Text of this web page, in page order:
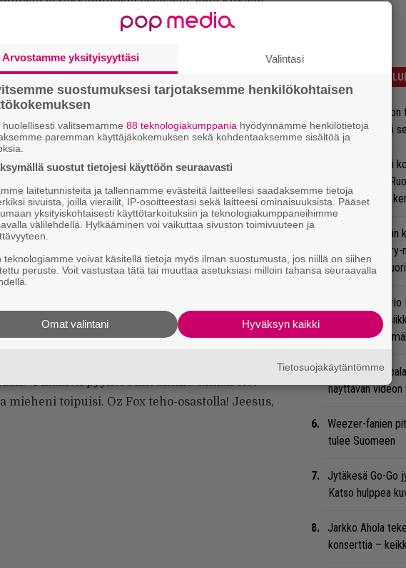
”Pikainen pyyntö rukouksille! Mikäli olet
toipuisi. Oz Fox teho-osastolla! Jeesus,
Arvio: Saimaa
suvereeni, että
Se on nyt tai ei
Malmsteen –
uuden biisin ja
Guns N’
suoraan
kokoonpano
Miten taipuu
Vartiaisen
metal? Pian
Blind Channel
näyttävän videon
Weezer-fanien
tulee Suomeen
Jytäkesä Go-Go
Katso hulppea
Jarkko Ahola
konserttia –
Arvostamme yksityisyyttäsi Valintasi
suostumuksesi tarjotaksemme henkilökohtaisen
huolellisesti valitsemamme 88 teknologiakumppania hyödynnämme henkilötietoja
paremman käyttäjäkokemuksen sekä kohdentaaksemme sisältöä ja
suostut tietojesi käyttöön seuraavasti
laitetunnisteita ja tallennamme evästeitä laitteellesi saadaksemme tietoja
sivuista, joilla vierailit, IP-osoitteestasi sekä laitteesi ominaisuuksista. Pääset
yksityiskohtaisesti käyttötarkoituksiin ja teknologiakumppaneihimme
välilehdellä. Hylkääminen voi vaikuttaa sivuston toimivuuteen ja
teknologiamme voivat käsitellä tietoja myös ilman suostumusta, jos niillä on siihen
peruste. Voit vastustaa tätä tai muuttaa asetuksiasi milloin tahansa seuraavalla
Hyväksyn kaikki
Omat valintani
Tietosuojakäytäntömme